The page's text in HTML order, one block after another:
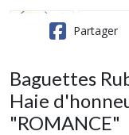
Partager
Baguettes
Haie
"ROMANCE"